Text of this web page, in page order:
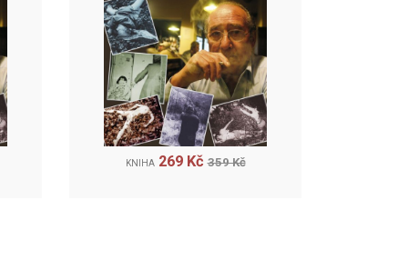
KNIHA 269 Kč 359 Kč